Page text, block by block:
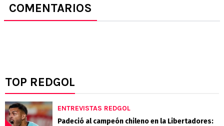
COMENTARIOS
TOP REDGOL
ENTREVISTAS REDGOL
Padeció al campeón chileno en la Libertadores: